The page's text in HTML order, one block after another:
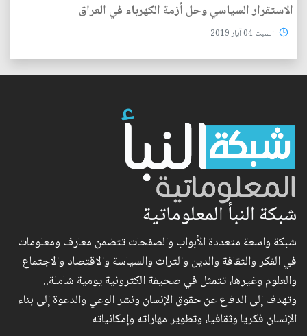
الاستقرار السياسي وحل أزمة الكهرباء في العراق
السبت 04 آيار 2019
شبكة النبأ المعلوماتية
شبكة واسعة متعددة الأبواب والصفحات تتضمن معارف ومعلومات
في الفكر والثقافة والدين والتراث والسياسة والاقتصاد والاجتماع
والعلوم وغيرها، تتمثل في صحيفة الكترونية يومية شاملة..
وتهدف إلى الدفاع عن حقوق الإنسان ونشر الوعي والدعوة إلى بناء
الإنسان فكريا وثقافيا، وتطوير مهاراته وإمكانياته